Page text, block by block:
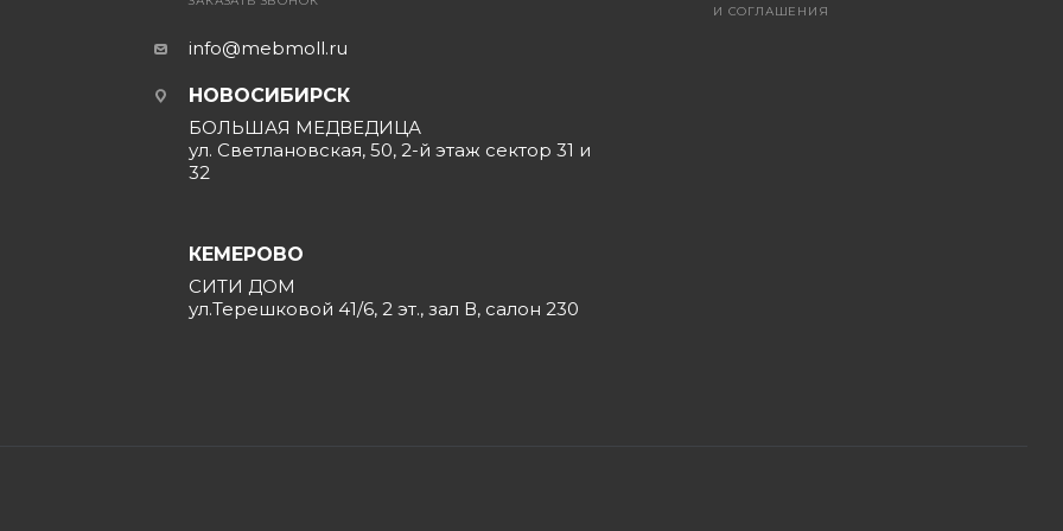
info@mebmoll.ru
НОВОСИБИРСК
БОЛЬШАЯ МЕДВЕДИЦА
ул. Светлановская, 50, 2-й этаж сектор 31 и
32
КЕМЕРОВО
СИТИ ДОМ
ул.Терешковой 41/6, 2 эт., зал В, салон 230
И СОГЛАШЕНИЯ